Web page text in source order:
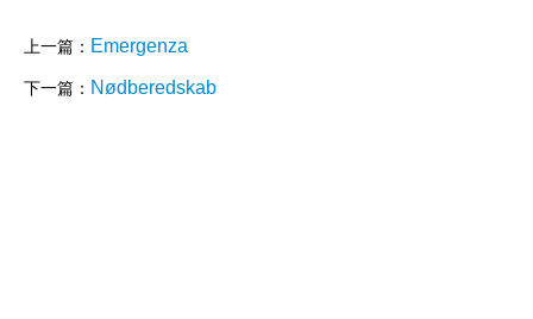
上一篇： Emergenza
下一篇： Nødberedskab